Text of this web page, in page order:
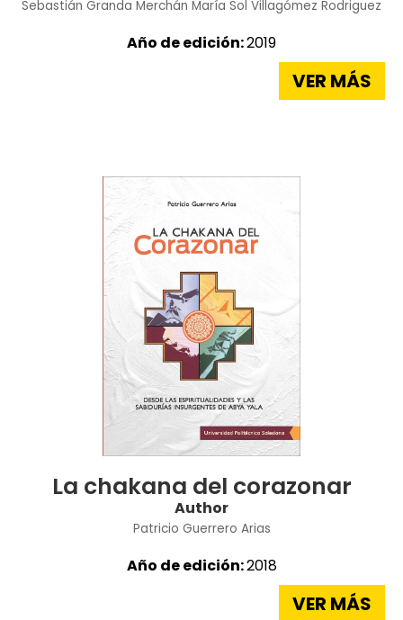
Sebastián Granda Merchán María Sol Villagómez Rodriguez
Año de edición:2019
VER MÁS
La chakana del corazonar
Author
Patricio Guerrero Arias
Año de edición:2018
VER MÁS